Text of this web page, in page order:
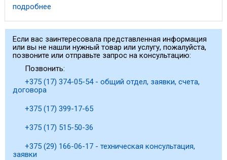
подробнее
Если вас заинтересовала представленная информация
или вы не нашли нужный товар или услугу, пожалуйста,
позвоните или отправьте запрос на консультацию:
Позвонить:
+375 (17) 374-05-54 - общий отдел, заявки, счета,
договора
+375 (17) 399-17-65
+375 (17) 515-50-36
+375 (29) 166-06-17 - техническая консультация,
заявки